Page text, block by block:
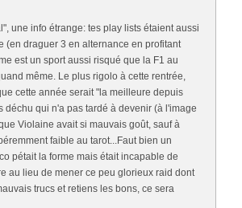
une info étrange: tes play lists étaient aussi
(en draguer 3 en alternance en profitant
est un sport aussi risqué que la F1 au
même. Le plus rigolo à cette rentrée,
cette année serait "la meilleure depuis
qui n'a pas tardé à devenir (à l'image
Violaine avait si mauvais goût, sauf à
faible au tarot...Faut bien un
pétait la forme mais était incapable de
au lieu de mener ce peu glorieux raid dont
trucs et retiens les bons, ce sera